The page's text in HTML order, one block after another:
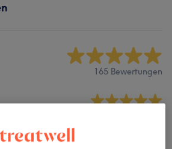
165 Bewertungen